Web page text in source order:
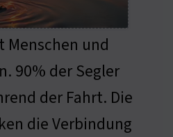
Menschen und
90% der Segler
der Fahrt. Die
die Verbindung